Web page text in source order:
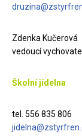
Zdenka Kučerová
vedoucí
Školní jídelna
tel. 556 835 806